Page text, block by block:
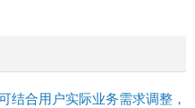
结合用户实际业务需求调整，